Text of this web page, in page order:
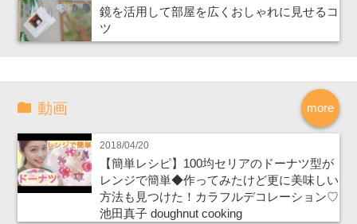
鏡を活用して部屋を広くおしゃれに見せるコ
ツ
more
動画
2018/04/20
【簡単レシピ】100均セリアのドーナツ型が
レンジで簡単◆作ってみたけど更に美味しい
方法も見つけた！カラフルデコレーション♡
池田真子 doughnut cooking